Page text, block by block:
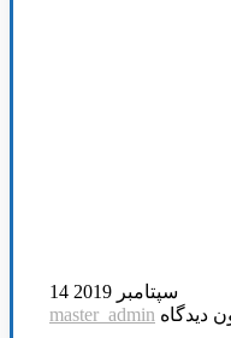
14 سپتامبر 2019
master_admin دیدگاه